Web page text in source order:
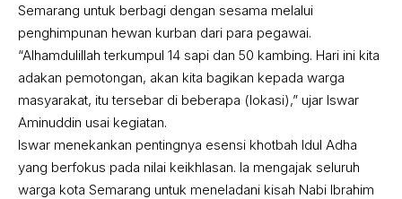
Semarang untuk berbagi dengan sesama melalui
penghimpunan hewan kurban dari para pegawai.
“Alhamdulillah terkumpul 14 sapi dan 50 kambing. Hari ini kita
adakan pemotongan, akan kita bagikan kepada warga
masyarakat, itu tersebar di beberapa (lokasi),” ujar Iswar
Aminuddin usai kegiatan.
Iswar menekankan pentingnya esensi khotbah Idul Adha
yang berfokus pada nilai keikhlasan. Ia mengajak seluruh
warga kota Semarang untuk meneladani kisah Nabi Ibrahim